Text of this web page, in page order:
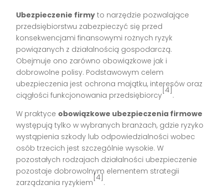
Ubezpieczenie firmy to narzędzie pozwalające
przedsiębiorstwu zabezpieczyć się przed
konsekwencjami finansowymi rożnych ryzyk
powiązanych z działalnością gospodarczą.
Obejmuje ono zarówno obowiązkowe jak i
dobrowolne polisy. Podstawowym celem
ubezpieczenia jest ochrona majątku, interesów oraz
ciągłości funkcjonowania przedsiębiorcy
[4]
.
W praktyce obowiązkowe ubezpieczenia firmowe
występują tylko w wybranych branżach, gdzie ryzyko
wystąpienia szkody lub odpowiedzialności wobec
osób trzecich jest szczególnie wysokie. W
pozostałych rodzajach działalności ubezpieczenie
pozostaje dobrowolnym elementem strategii
zarządzania ryzykiem
[4]
.